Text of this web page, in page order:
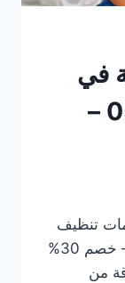
في
الشارقة 0547557544 –
تنظيف
بالساعة في الشارقة 0547557544 – خصم 30%
من